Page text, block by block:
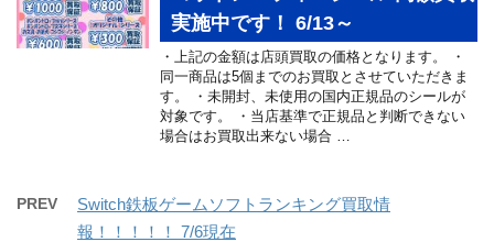
実施中です！ 6/13～
・上記の金額は店頭買取の価格となります。 ・
同一商品は5個までのお買取とさせていただきま
す。 ・未開封、未使用の国内正規品のシールが
対象です。 ・当店基準で正規品と判断できない
場合はお買取出来ない場合 …
PREV
Switch鉄板ゲームソフトランキング買取情
報！！！！！ 7/6現在